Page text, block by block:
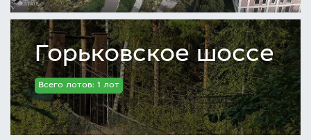
Горьковское шоссе
Всего лотов: 1 лот